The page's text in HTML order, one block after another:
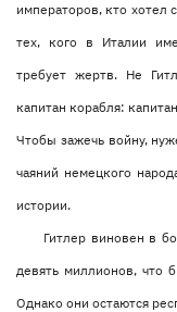
императоров, кто хотел
тех, кого в Италии
требует жертв. Не
капитан корабля:
Чтобы зажечь войну,
чаяний немецкого
истории.
Гитлер виновен в
девять миллионов, что
Однако они остаются